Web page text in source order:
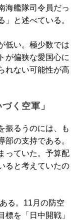
海艦隊司令員だっ
」と述べている。
低い。極少数では
が偏狭な愛国心に
れない可能性が高
く空軍」
振るうのには、も
部の支持である。
っていた。予算配
ると考えていたの
る。11月の防空
を「日中開戦」